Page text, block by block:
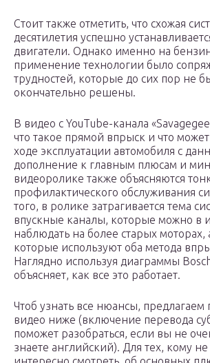
Стоит также отметить, что схожая
десятилетия успешно
двигатели. Однако именно на
применение технологии было
трудностей, которые до сих пор не
окончательно решены.
В видео с YouTube-канала
что такое прямой впрыск и что
ходе эксплуатации автомобиля с
дополнение к главным плюсам и
видеоролике также объясняются
профилактического обслуживания
того, в ролике затрагивается тема
впускные каналы, которые можно в
наблюдать на более старых моторах,
которые используют оба метода
Наглядно используя диаграммы
объясняет, как все это работает.
Чтоб узнать все нюансы, предлагаем
видео ниже (включение перевода
поможет разобраться, если вы не
знаете английский). Для тех, кому